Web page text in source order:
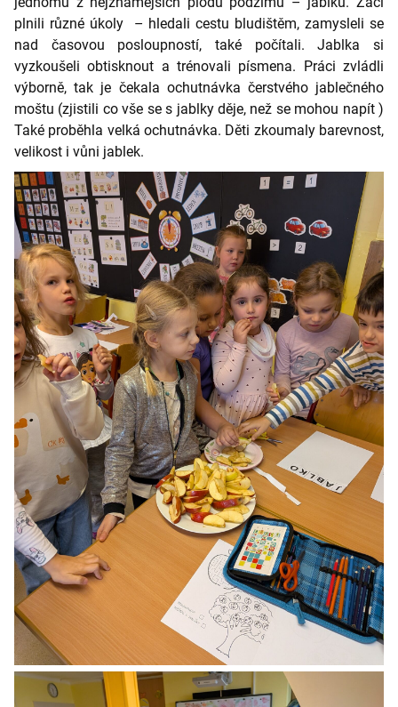
plnili různé úkoly – hledali cestu bludištěm, zamysleli se
nad časovou posloupností, také počítali. Jablka si
vyzkoušeli obtisknout a trénovali písmena. Práci zvládli
výborně, tak je čekala ochutnávka čerstvého jablečného
moštu (zjistili co vše se s jablky děje, než se mohou napít )
Také proběhla velká ochutnávka. Děti zkoumaly barevnost,
velikost i vůni jablek.